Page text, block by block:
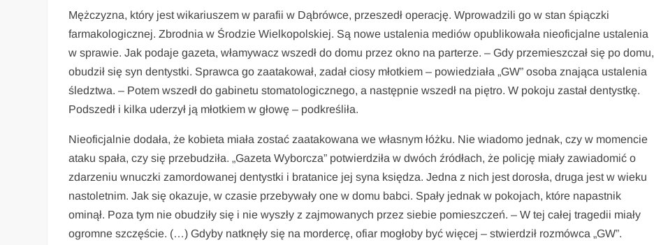
Mężczyzna, który jest wikariuszem w parafii w Dąbrówce, przeszedł operację. Wprowadzili go w stan śpiączki
farmakologicznej. Zbrodnia w Środzie Wielkopolskiej. Są nowe ustalenia mediów opublikowała nieoficjalne ustalenia
w sprawie. Jak podaje gazeta, włamywacz wszedł do domu przez okno na parterze. – Gdy przemieszczał się po domu,
obudził się syn dentystki. Sprawca go zaatakował, zadał ciosy młotkiem – powiedziała „GW” osoba znająca ustalenia
śledztwa. – Potem wszedł do gabinetu stomatologicznego, a następnie wszedł na piętro. W pokoju zastał dentystkę.
Podszedł i kilka uderzył ją młotkiem w głowę – podkreśliła.
Nieoficjalnie dodała, że kobieta miała zostać zaatakowana we własnym łóżku. Nie wiadomo jednak, czy w momencie
ataku spała, czy się przebudziła. „Gazeta Wyborcza” potwierdziła w dwóch źródłach, że policję miały zawiadomić o
zdarzeniu wnuczki zamordowanej dentystki i bratanice jej syna księdza. Jedna z nich jest dorosła, druga jest w wieku
nastoletnim. Jak się okazuje, w czasie przebywały one w domu babci. Spały jednak w pokojach, które napastnik
ominął. Poza tym nie obudziły się i nie wyszły z zajmowanych przez siebie pomieszczeń. – W tej całej tragedii miały
ogromne szczęście. (…) Gdyby natknęły się na mordercę, ofiar mogłoby być więcej – stwierdził rozmówca „GW”.